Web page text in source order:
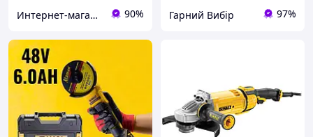
Интернет-магазин "inGarden" 90% Гарний Вибір 97%